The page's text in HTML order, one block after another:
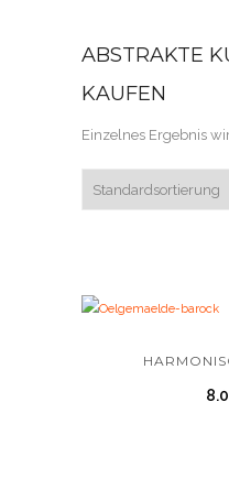
ABSTRAKTE
KAUFEN
Einzelnes Ergebnis